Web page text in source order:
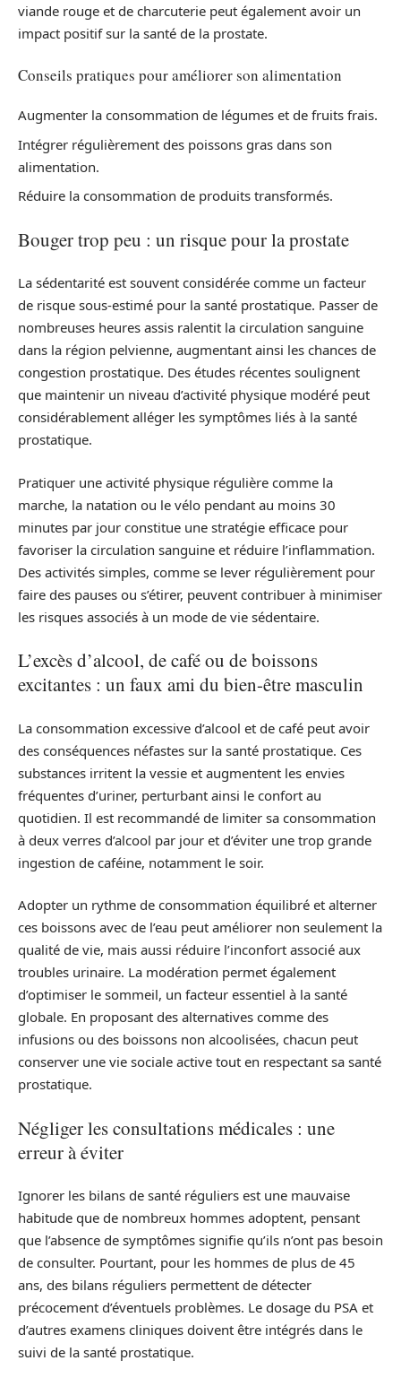
viande rouge et de charcuterie peut également avoir un
impact positif sur la santé de la prostate.
Conseils pratiques pour améliorer son alimentation
Augmenter la consommation de légumes et de fruits frais.
Intégrer régulièrement des poissons gras dans son
alimentation.
Réduire la consommation de produits transformés.
Bouger trop peu : un risque pour la prostate
La sédentarité est souvent considérée comme un facteur
de risque sous-estimé pour la santé prostatique. Passer de
nombreuses heures assis ralentit la circulation sanguine
dans la région pelvienne, augmentant ainsi les chances de
congestion prostatique. Des études récentes soulignent
que maintenir un niveau d’activité physique modéré peut
considérablement alléger les symptômes liés à la santé
prostatique.
Pratiquer une activité physique régulière comme la
marche, la natation ou le vélo pendant au moins 30
minutes par jour constitue une stratégie efficace pour
favoriser la circulation sanguine et réduire l’inflammation.
Des activités simples, comme se lever régulièrement pour
faire des pauses ou s’étirer, peuvent contribuer à minimiser
les risques associés à un mode de vie sédentaire.
L’excès d’alcool, de café ou de boissons
excitantes : un faux ami du bien-être masculin
La consommation excessive d’alcool et de café peut avoir
des conséquences néfastes sur la santé prostatique. Ces
substances irritent la vessie et augmentent les envies
fréquentes d’uriner, perturbant ainsi le confort au
quotidien. Il est recommandé de limiter sa consommation
à deux verres d’alcool par jour et d’éviter une trop grande
ingestion de caféine, notamment le soir.
Adopter un rythme de consommation équilibré et alterner
ces boissons avec de l’eau peut améliorer non seulement la
qualité de vie, mais aussi réduire l’inconfort associé aux
troubles urinaire. La modération permet également
d’optimiser le sommeil, un facteur essentiel à la santé
globale. En proposant des alternatives comme des
infusions ou des boissons non alcoolisées, chacun peut
conserver une vie sociale active tout en respectant sa santé
prostatique.
Négliger les consultations médicales : une
erreur à éviter
Ignorer les bilans de santé réguliers est une mauvaise
habitude que de nombreux hommes adoptent, pensant
que l’absence de symptômes signifie qu’ils n’ont pas besoin
de consulter. Pourtant, pour les hommes de plus de 45
ans, des bilans réguliers permettent de détecter
précocement d’éventuels problèmes. Le dosage du PSA et
d’autres examens cliniques doivent être intégrés dans le
suivi de la santé prostatique.